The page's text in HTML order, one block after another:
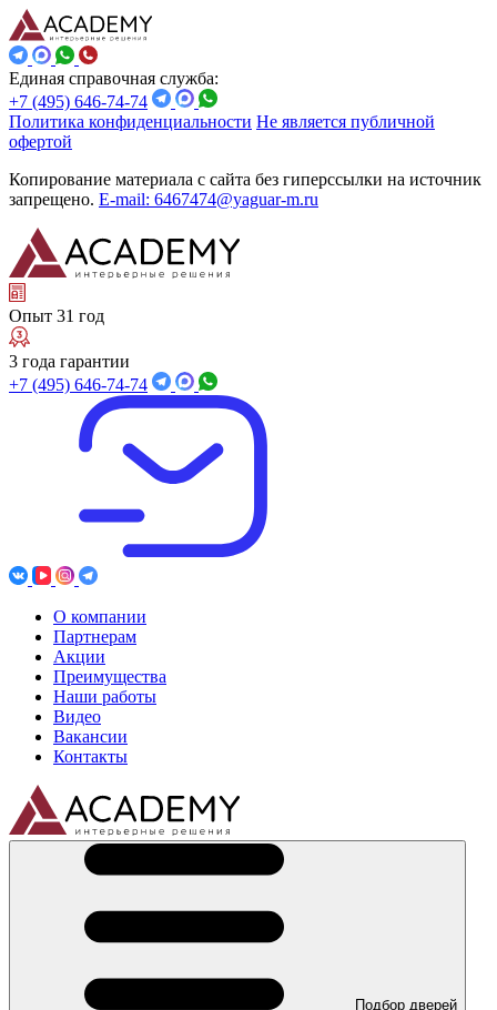
Единая справочная служба:
+7 (495) 646-74-74
Политика конфиденциальности Не является публичной
офертой
Копирование материала с сайта без гиперссылки на источник
запрещено. E-mail: 6467474@yaguar-m.ru
Опыт 31 год
3 года гарантии
+7 (495) 646-74-74
О компании
Партнерам
Акции
Преимущества
Наши работы
Видео
Вакансии
Контакты
Подбор дверей